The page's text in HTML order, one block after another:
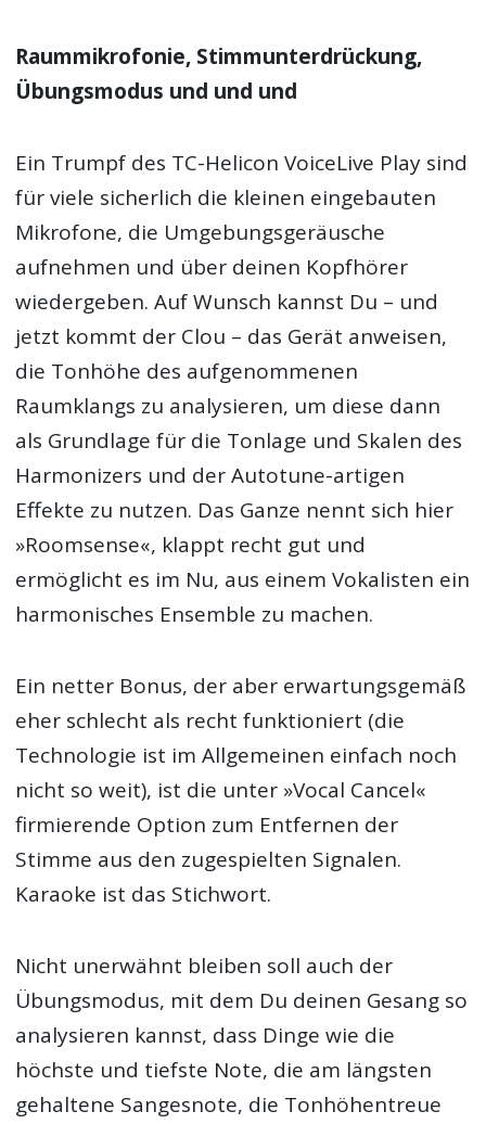
Raummikrofonie, Stimmunterdrückung,
Übungsmodus und und und
Ein Trumpf des TC-Helicon VoiceLive Play sind
für viele sicherlich die kleinen eingebauten
Mikrofone, die Umgebungsgeräusche
aufnehmen und über deinen Kopfhörer
wiedergeben. Auf Wunsch kannst Du – und
jetzt kommt der Clou – das Gerät anweisen,
die Tonhöhe des aufgenommenen
Raumklangs zu analysieren, um diese dann
als Grundlage für die Tonlage und Skalen des
Harmonizers und der Autotune-artigen
Effekte zu nutzen. Das Ganze nennt sich hier
»Roomsense«, klappt recht gut und
ermöglicht es im Nu, aus einem Vokalisten ein
harmonisches Ensemble zu machen.
Ein netter Bonus, der aber erwartungsgemäß
eher schlecht als recht funktioniert (die
Technologie ist im Allgemeinen einfach noch
nicht so weit), ist die unter »Vocal Cancel«
firmierende Option zum Entfernen der
Stimme aus den zugespielten Signalen.
Karaoke ist das Stichwort.
Nicht unerwähnt bleiben soll auch der
Übungsmodus, mit dem Du deinen Gesang so
analysieren kannst, dass Dinge wie die
höchste und tiefste Note, die am längsten
gehaltene Sangesnote, die Tonhöhentreue